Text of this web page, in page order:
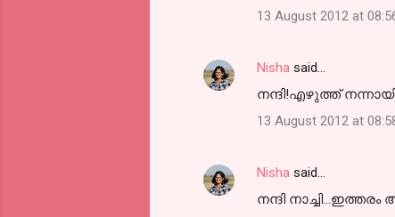
13 August 2012 at
Nisha said…
നന്ദി!എഴുത്ത്
13 August 2012 at
Nisha said…
നന്ദി